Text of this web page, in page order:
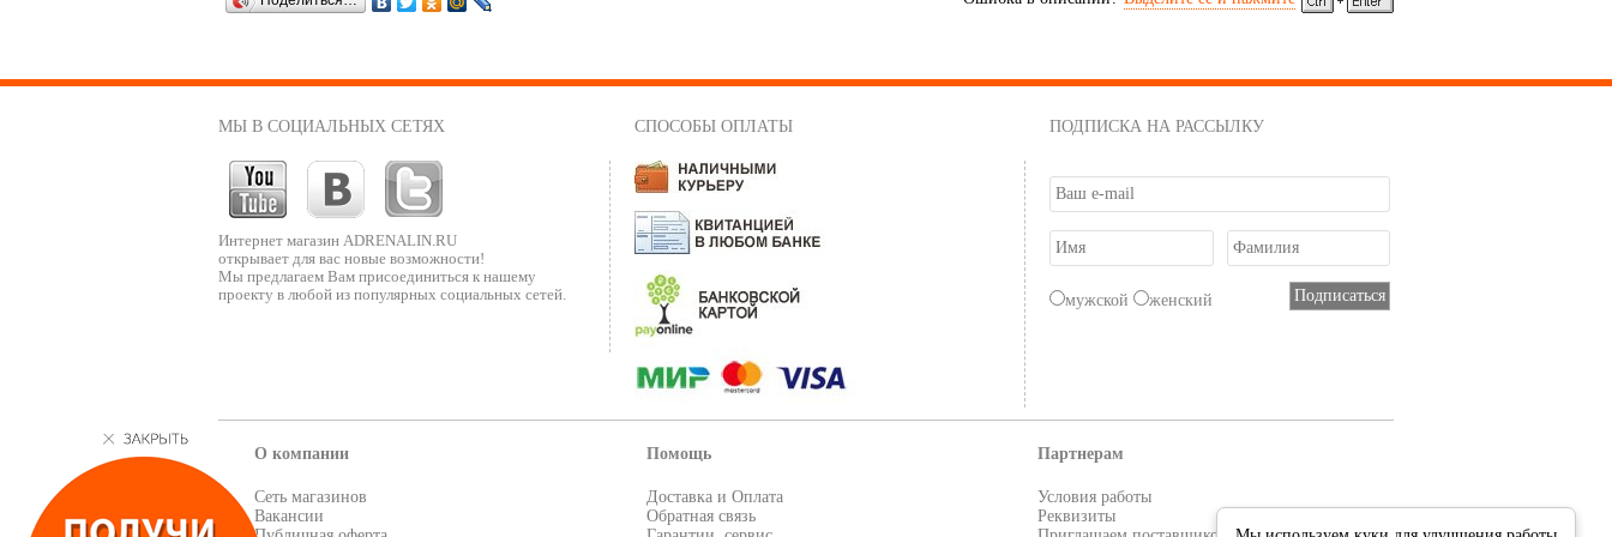
МЫ В СОЦИАЛЬНЫХ СЕТЯХ
Интернет магазин ADRENALIN.RU
открывает для вас новые возможности!
Мы предлагаем Вам присоединиться к нашему
проекту в любой из популярных социальных сетей.
СПОСОБЫ ОПЛАТЫ ПОДПИСКА НА РАССЫЛКУ
мужской женский
О компании
Сеть магазинов
Вакансии
Помощь
Доставка и Оплата
Обратная связь
Партнерам
Условия работы
Реквизиты